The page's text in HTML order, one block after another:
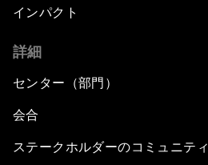
インパクト
詳細
センター（部門）
会合
ステークホルダーのコミュニティ